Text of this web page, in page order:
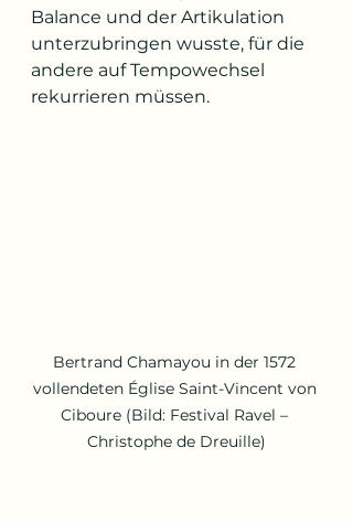
Balance und der Artikulation
unterzubringen wusste, für die
andere auf Tempowechsel
rekurrieren müssen.
Bertrand Chamayou in der 1572
vollendeten Église Saint-Vincent von
Ciboure (Bild: Festival Ravel –
Christophe de Dreuille)